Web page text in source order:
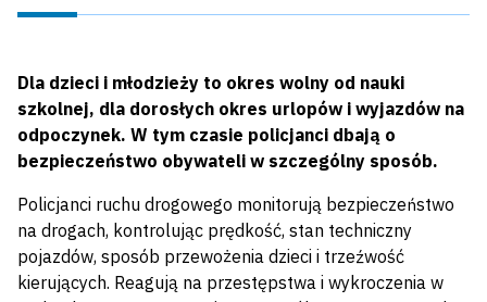
Dla dzieci i młodzieży to okres wolny od nauki
szkolnej, dla dorosłych okres urlopów i wyjazdów na
odpoczynek. W tym czasie policjanci dbają o
bezpieczeństwo obywateli w szczególny sposób.
Policjanci ruchu drogowego monitorują bezpieczeństwo
na drogach, kontrolując prędkość, stan techniczny
pojazdów, sposób przewożenia dzieci i trzeźwość
kierujących. Reagują na przestępstwa i wykroczenia w